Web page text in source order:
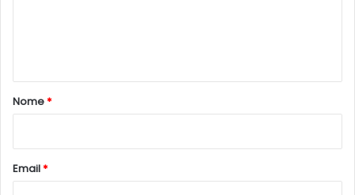
r
*
Nome*
Email*